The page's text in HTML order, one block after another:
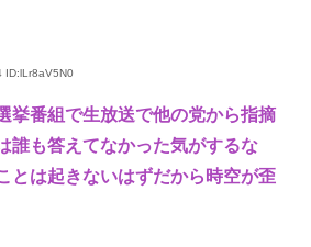
ID:lLr8aV5N0
挙番組で生放送で他の党から指摘
誰も答えてなかった気がするな
とは起きないはずだから時空が歪